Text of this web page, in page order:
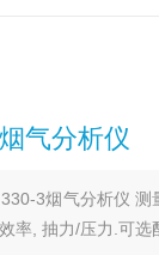
气分析仪
3烟气分析仪 测
率, 抽力/压力.可选